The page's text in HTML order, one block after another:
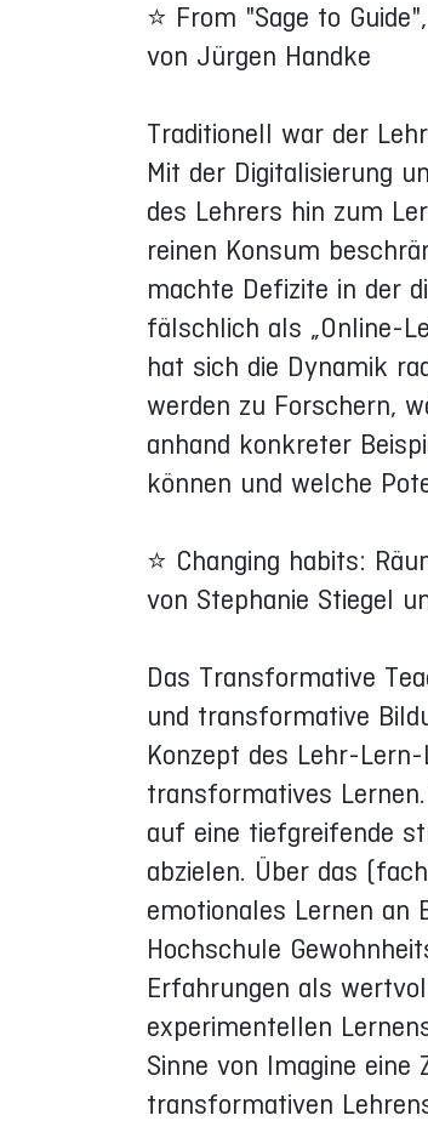
⭐ From "Sage to
von Jürgen Handke
Traditionell war der
Mit der Digitalisierung
des Lehrers hin zum
reinen Konsum
machte Defizite in der
fälschlich als „Online-
hat sich die Dynamik
werden zu Forschern,
anhand konkreter
können und welche
⭐ Changing habits:
von Stephanie Stiegel
Das Transformative
und transformative
Konzept des Lehr-
transformatives
auf eine tiefgreifende
abzielen. Über das
emotionales Lernen an
Hochschule
Erfahrungen als
experimentellen
Sinne von Imagine
transformativen